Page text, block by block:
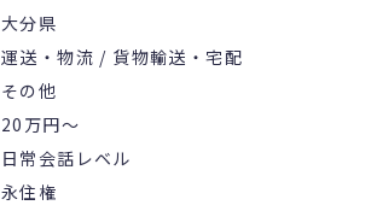
大分県
運送・物流 / 貨物輸送・宅配
その他
20万円〜
日常会話レベル
永住権